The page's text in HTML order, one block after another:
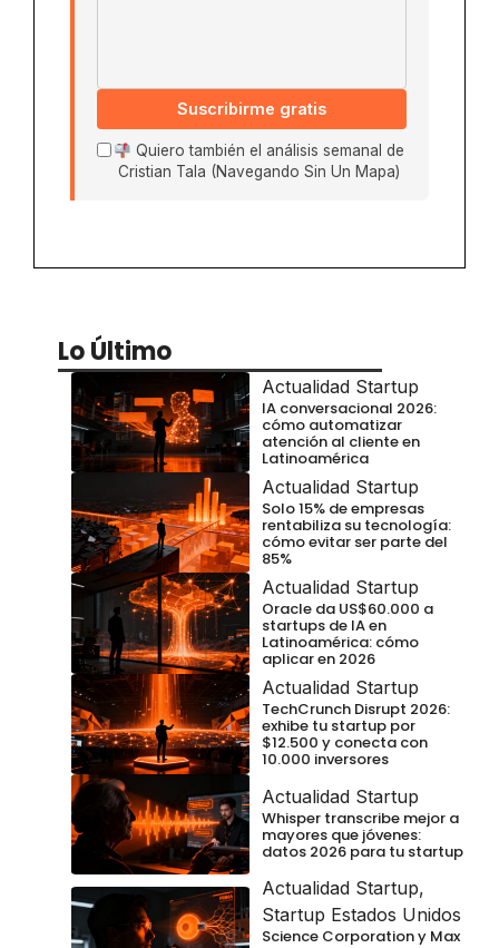
Suscribirme gratis
Quiero también el análisis semanal de
Cristian Tala (Navegando Sin Un Mapa)
Lo Último
Actualidad Startup
IA conversacional 2026:
cómo automatizar
atención al cliente en
Latinoamérica
Actualidad Startup
Solo 15% de empresas
rentabiliza su tecnología:
cómo evitar ser parte del
85%
Actualidad Startup
Oracle da US$60.000 a
startups de IA en
Latinoamérica: cómo
aplicar en 2026
Actualidad Startup
TechCrunch Disrupt 2026:
exhibe tu startup por
$12.500 y conecta con
10.000 inversores
Actualidad Startup
Whisper transcribe mejor a
mayores que jóvenes:
datos 2026 para tu startup
Actualidad Startup,
Startup Estados Unidos
Science Corporation y Max